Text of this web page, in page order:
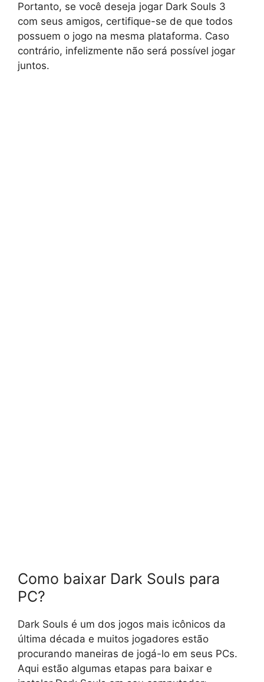
Portanto, se você deseja jogar Dark Souls 3
com seus amigos, certifique-se de que todos
possuem o jogo na mesma plataforma. Caso
contrário, infelizmente não será possível jogar
juntos.
Como baixar Dark Souls para
PC?
Dark Souls é um dos jogos mais icônicos da
última década e muitos jogadores estão
procurando maneiras de jogá-lo em seus PCs.
Aqui estão algumas etapas para baixar e